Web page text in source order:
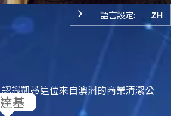
語言設定: ZH
識凱蒂這位來自澳洲的商業清潔公